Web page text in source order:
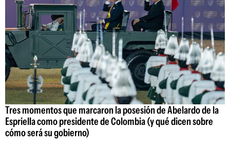
Tres momentos que marcaron la posesión de Abelardo de la
Espriella como presidente de Colombia (y qué dicen sobre
cómo será su gobierno)